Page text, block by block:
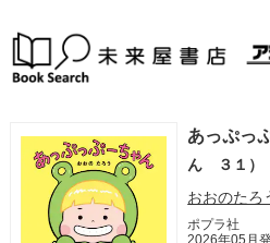
あっぷっ
ん ３１）
おおのたろ
ポプラ社
2026年05月